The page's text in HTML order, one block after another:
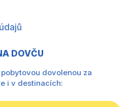
DOVČU
dovolenou za
i v destinacích: